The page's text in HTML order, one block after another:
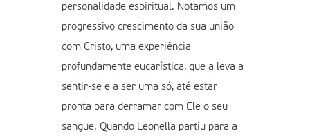
personalidade espiritual. Notamos um
progressivo crescimento da sua união
com Cristo, uma experiência
profundamente eucarística, que a leva a
sentir-se e a ser uma só, até estar
pronta para derramar com Ele o seu
sangue. Quando Leonella partiu para a